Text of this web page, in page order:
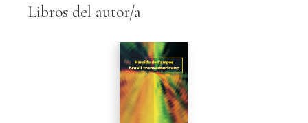
Libros del autor/a